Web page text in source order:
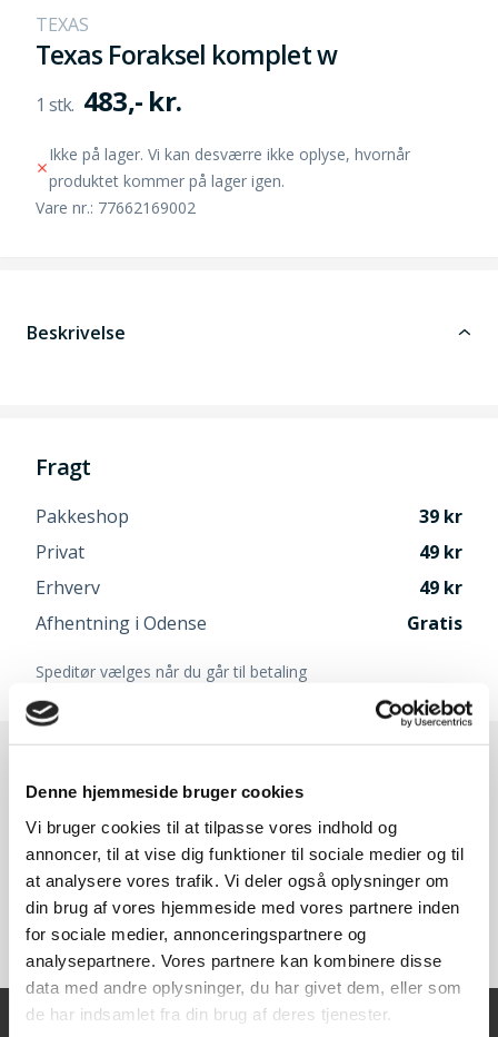
Denne hjemmeside bruger cookies
Vi bruger cookies til at tilpasse vores indhold og
annoncer, til at vise dig funktioner til sociale medier og til
at analysere vores trafik. Vi deler også oplysninger om
din brug af vores hjemmeside med vores partnere inden
for sociale medier, annonceringspartnere og
analysepartnere. Vores partnere kan kombinere disse
data med andre oplysninger, du har givet dem, eller som
de har indsamlet fra din brug af deres tjenester.
TEXAS
Texas Foraksel komplet w
483,- kr.
Ikke på lager. Vi kan desværre ikke oplyse, hvornår
produktet kommer på lager igen.
Vare nr.: 77662169002
Beskrivelse
Fragt
Pakkeshop
39
Privat
49
Erhverv
49
Afhentning i Odense
Gratis
Speditør vælges når du går til betaling